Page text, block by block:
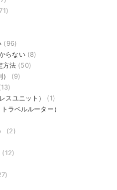
(96)
らない(8)
方法 (50)
(9)
スユニット）
(1)
ラベルルーター）
(2)
(12)